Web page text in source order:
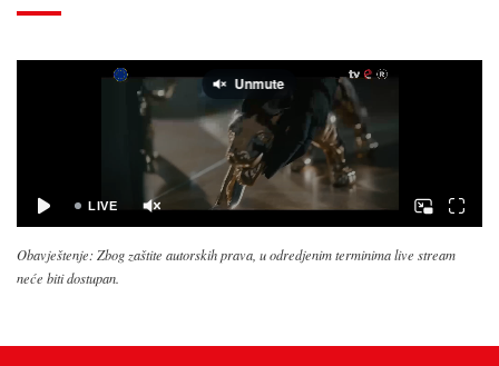
Obavještenje: Zbog zaštite autorskih prava, u odredjenim terminima live stream
neće biti dostupan.